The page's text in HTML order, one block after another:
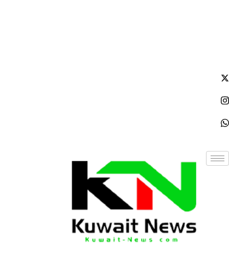
NE
News Elementor